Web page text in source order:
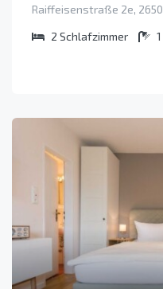
Raiffeisenstraße 2e,
2 Schlafzimmer 1